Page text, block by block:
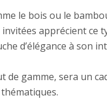
le bois ou le
apprécient ce
d’élégance à son
gamme, sera un